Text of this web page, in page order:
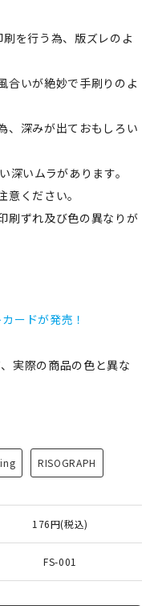
を行う為、版ズレのよ
合いが絶妙で手刷りのよ
、深みが出ておもしろい
深いムラがあります。
ください。
刷ずれ及び色の異なりが
ードが発売！
実際の商品の色と異な
RISOGRAPH
176円(税込)
FS-001